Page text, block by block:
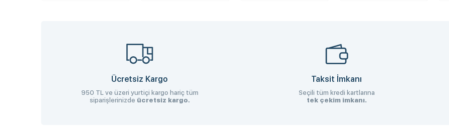
Ücretsiz Kargo
950 TL ve üzeri yurtiçi kargo hariç tüm
siparişlerinizde ücretsiz kargo.
Taksit İmkanı
Seçili tüm kredi kartlarına
tek çekim imkanı.